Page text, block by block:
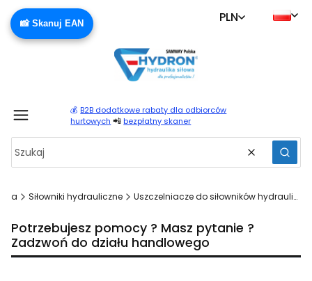
📸 Skanuj EAN PLN
💰 B2B dodatkowe rabaty dla odbiorców
hurtowych 📲 bezpłatny skaner
Wyczyść
Siłowniki hydrauliczne Uszczelniacze do siłowników hydraulicznych
Potrzebujesz pomocy ? Masz pytanie ?
Zadzwoń do działu handlowego